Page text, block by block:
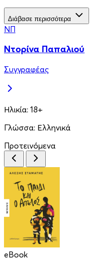
Διάβασε περισσότερα
ΝΠ
Ντορίνα Παπαλιού
Συγγραφέας
Ηλικία: 18+
Γλώσσα: Ελληνικά
Προτεινόμενα
eBook